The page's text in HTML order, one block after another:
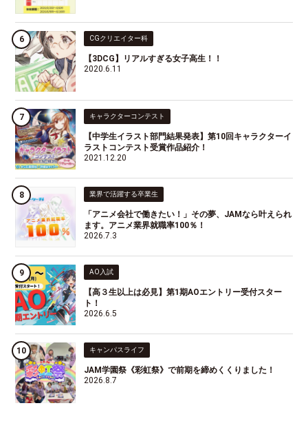
CGクリエイター科
【3DCG】リアルすぎる女子高生！！
2020.6.11
キャラクターコンテスト
【中学生イラスト部門結果発表】第10回キャラクターイ
ラストコンテスト受賞作品紹介！
2021.12.20
業界で活躍する卒業生
「アニメ会社で働きたい！」その夢、JAMなら叶えられ
ます。アニメ業界就職率100％！
2026.7.3
AO入試
【高３生以上は必見】第1期AOエントリー受付スター
ト！
2026.6.5
キャンパスライフ
JAM学園祭《彩虹祭》で前期を締めくくりました！
2026.8.7